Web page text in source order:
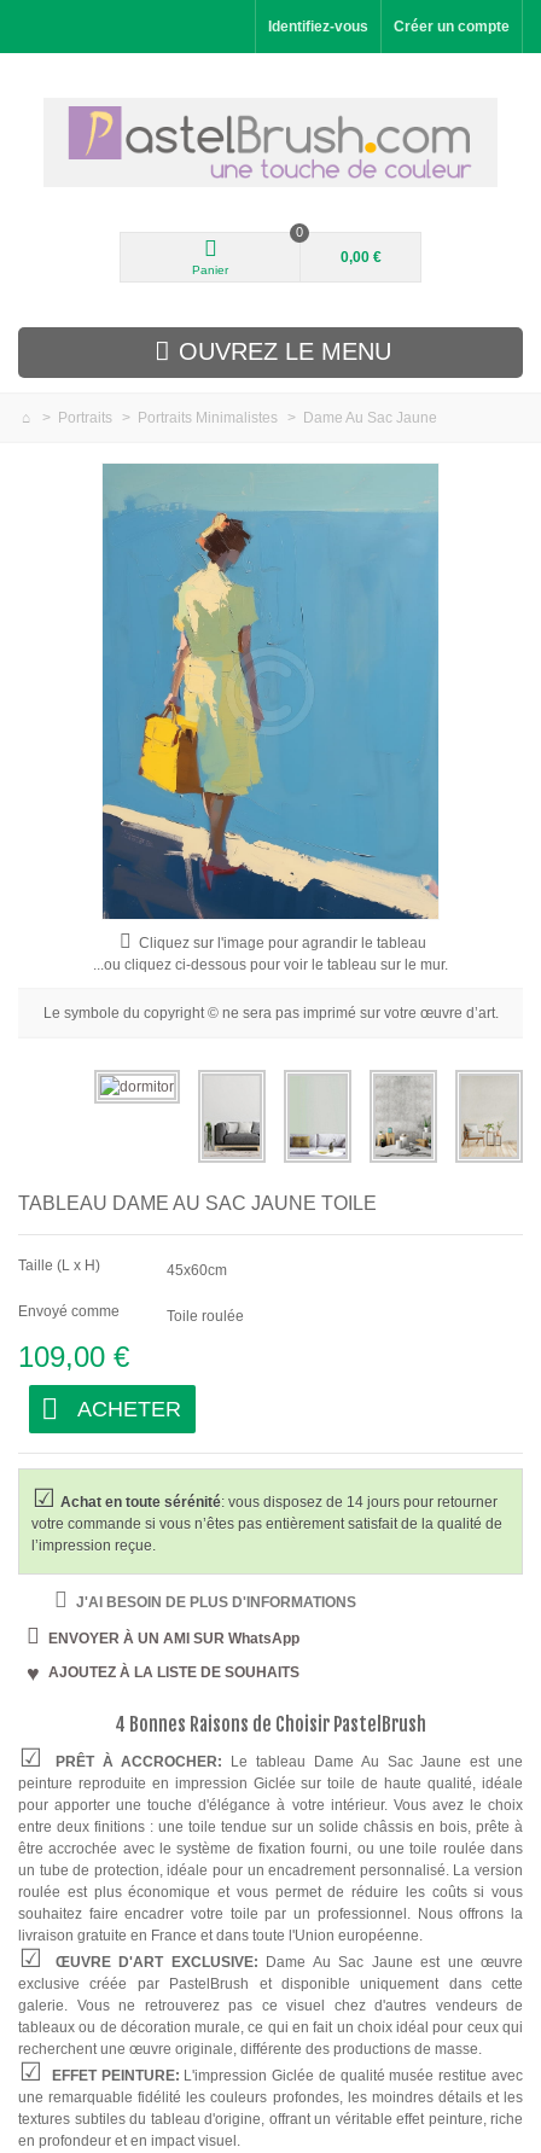
Identifiez-vous Créer un compte
Panier
0
0,00 €
OUVREZ LE MENU
> Portraits > Portraits Minimalistes > Dame Au Sac Jaune
Cliquez sur l'image pour agrandir le tableau
...ou cliquez ci-dessous pour voir le tableau sur le mur.
Le symbole du copyright © ne sera pas imprimé sur votre œuvre d’art.
TABLEAU DAME AU SAC JAUNE TOILE
Taille (L x H) 45x60cm
Envoyé comme Toile roulée
109,00 €
ACHETER
Achat en toute sérénité: vous disposez de 14 jours pour retourner
votre commande si vous n’êtes pas entièrement satisfait de la qualité de
l’impression reçue.
J'AI BESOIN DE PLUS D'INFORMATIONS
ENVOYER À UN AMI SUR WhatsApp
AJOUTEZ À LA LISTE DE SOUHAITS
4 Bonnes Raisons de Choisir PastelBrush
PRÊT À ACCROCHER: Le tableau Dame Au Sac Jaune est une
peinture reproduite en impression Giclée sur toile de haute qualité, idéale
pour apporter une touche d'élégance à votre intérieur. Vous avez le choix
entre deux finitions : une toile tendue sur un solide châssis en bois, prête à
être accrochée avec le système de fixation fourni, ou une toile roulée dans
un tube de protection, idéale pour un encadrement personnalisé. La version
roulée est plus économique et vous permet de réduire les coûts si vous
souhaitez faire encadrer votre toile par un professionnel. Nous offrons la
livraison gratuite en France et dans toute l'Union européenne.
ŒUVRE D'ART EXCLUSIVE: Dame Au Sac Jaune est une œuvre
exclusive créée par PastelBrush et disponible uniquement dans cette
galerie. Vous ne retrouverez pas ce visuel chez d'autres vendeurs de
tableaux ou de décoration murale, ce qui en fait un choix idéal pour ceux qui
recherchent une œuvre originale, différente des productions de masse.
EFFET PEINTURE: L'impression Giclée de qualité musée restitue avec
une remarquable fidélité les couleurs profondes, les moindres détails et les
textures subtiles du tableau d'origine, offrant un véritable effet peinture, riche
en profondeur et en impact visuel.